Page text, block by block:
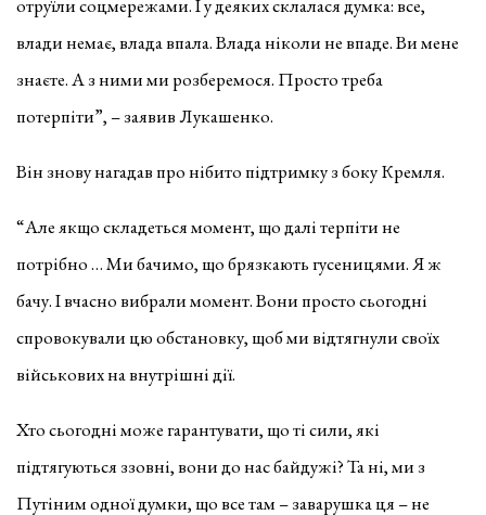
отруїли соцмережами. І у деяких склалася думка: все,
влади немає, влада впала. Влада ніколи не впаде. Ви мене
знаєте. А з ними ми розберемося. Просто треба
потерпіти”, – заявив Лукашенко.
Він знову нагадав про нібито підтримку з боку Кремля.
“Але якщо складеться момент, що далі терпіти не
потрібно … Ми бачимо, що брязкають гусеницями. Я ж
бачу. І вчасно вибрали момент. Вони просто сьогодні
спровокували цю обстановку, щоб ми відтягнули своїх
військових на внутрішні дії.
Хто сьогодні може гарантувати, що ті сили, які
підтягуються ззовні, вони до нас байдужі? Та ні, ми з
Путіним одної думки, що все там – заварушка ця – не